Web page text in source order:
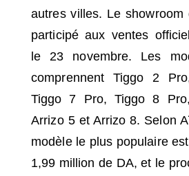
autres villes. Le showroom
participé aux ventes
le 23 novembre. Les
comprennent Tiggo 2
Tiggo 7 Pro, Tiggo 8
Arrizo 5 et Arrizo 8. Selon
modèle le plus populaire
1,99 million de DA, et le